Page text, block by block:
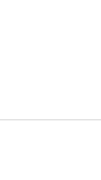
z Polityką